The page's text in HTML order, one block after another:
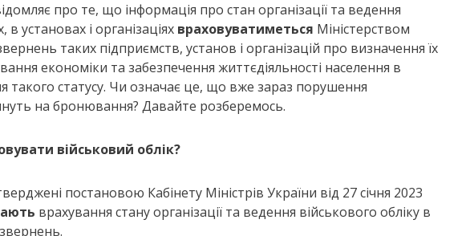
про те, що інформація про стан організації та ведення
установах і організаціях враховуватиметься Міністерством
таких підприємств, установ і організацій про визначення їх
економіки та забезпечення життєдіяльності населення в
такого статусу. Чи означає це, що вже зараз порушення
на бронювання? Давайте розберемось.
військовий облік?
постановою Кабінету Міністрів України від 27 січня 2023
врахування стану організації та ведення військового обліку в